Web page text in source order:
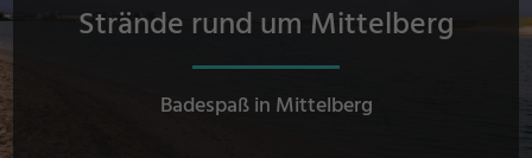
Strände rund um Mittelberg
Badespaß in Mittelberg